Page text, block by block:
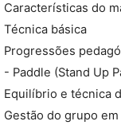
Características do
Técnica básica
Progressões
- Paddle (Stand Up
Equilíbrio e técnica
Gestão do grupo